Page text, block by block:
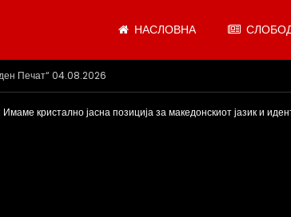
НАСЛОВНА
Не се откажувајте од доењето
Имаме кристално јасна позиција за македонскиот јазик и